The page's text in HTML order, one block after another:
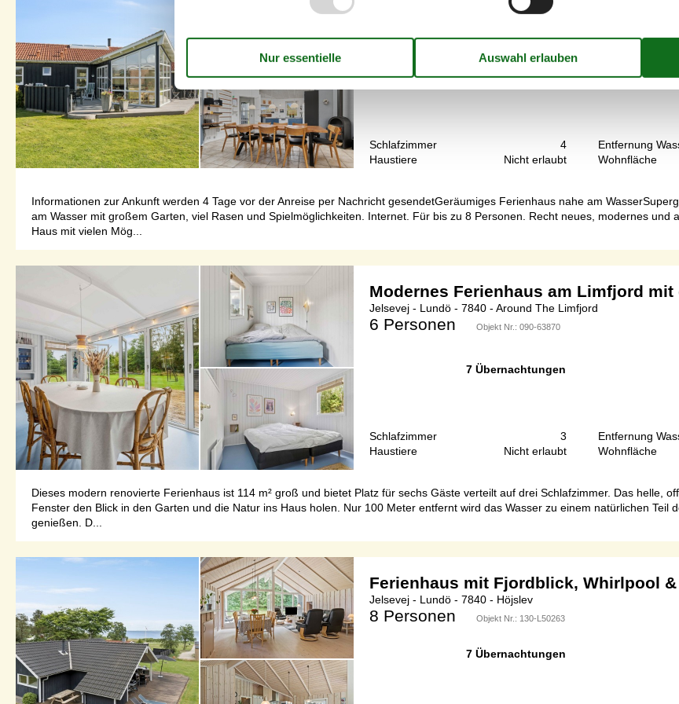
7 Übernachtungen
Schlafzimmer
4
Haustiere
Nicht erlaubt
Entfernung
Wohnfläche
Informationen zur Ankunft werden 4 Tage vor der Anreise per Nachricht gesendetGeräumiges Ferienhaus nahe am
am Wasser mit großem Garten, viel Rasen und Spielmöglichkeiten. Internet. Für bis zu 8 Personen. Recht neues, modernes
Haus mit vielen Mög...
Modernes Ferienhaus am Limfjord mit
Jelsevej - Lundö - 7840 - Around The Limfjord
6 Personen Objekt Nr.: 090-63870
7 Übernachtungen
Schlafzimmer
3
Haustiere
Nicht erlaubt
Entfernung
Wohnfläche
Dieses modern renovierte Ferienhaus ist 114 m² groß und bietet Platz für sechs Gäste verteilt auf drei Schlafzimmer. Das helle,
Fenster den Blick in den Garten und die Natur ins Haus holen. Nur 100 Meter entfernt wird das Wasser zu einem natürlichen
genießen. D...
Ferienhaus mit Fjordblick, Whirlpool &
Jelsevej - Lundö - 7840 - Höjslev
8 Personen Objekt Nr.: 130-L50263
7 Übernachtungen